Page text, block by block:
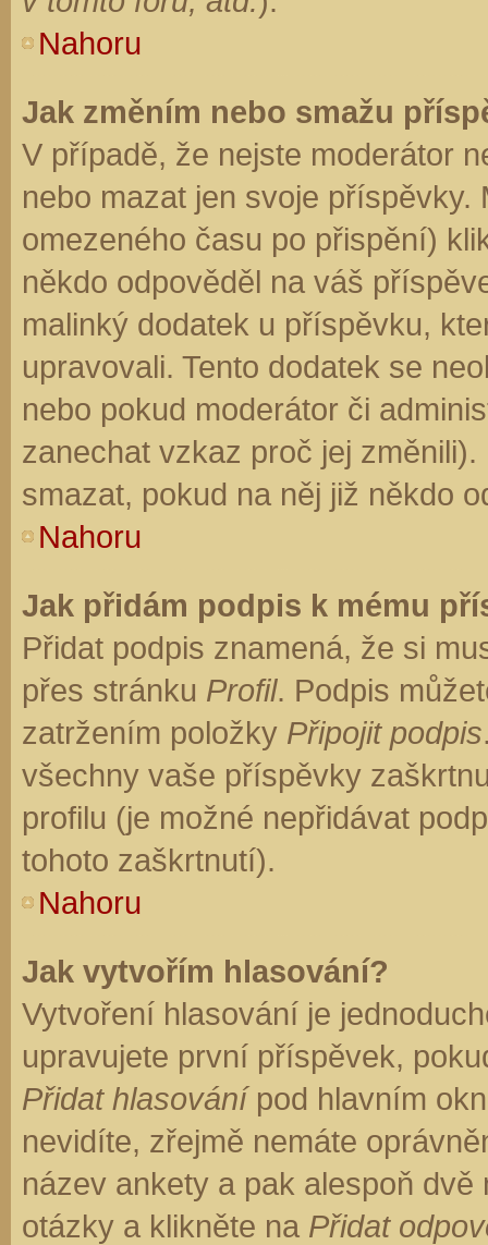
Nahoru
Jak změním nebo smažu
V případě, že nejste moderátor
nebo mazat jen svoje
omezeného času po přispění)
někdo odpověděl na váš
malinký dodatek u příspěvku,
upravovali. Tento dodatek se
nebo pokud moderátor či
zanechat vzkaz proč jej
smazat, pokud na něj již někdo
Nahoru
Jak přidám podpis k mému
Přidat podpis znamená, že si
přes stránku Profil. Podpis
zatržením položky Připojit podpis
všechny vaše příspěvky
profilu (je možné nepřidávat
tohoto zaškrtnutí).
Nahoru
Jak vytvořím hlasování?
Vytvoření hlasování je
upravujete první příspěvek,
Přidat hlasovánípod hlavním
nevidíte, zřejmě nemáte
název ankety a pak alespoň
otázky a klikněte na Přidat